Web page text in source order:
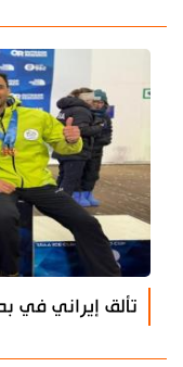
تألق إيراني في